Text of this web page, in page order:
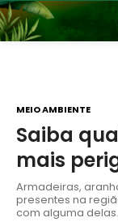
MEIO AMBIENTE
Saiba
mais
Armadeiras,
presentes na
com alguma delas.